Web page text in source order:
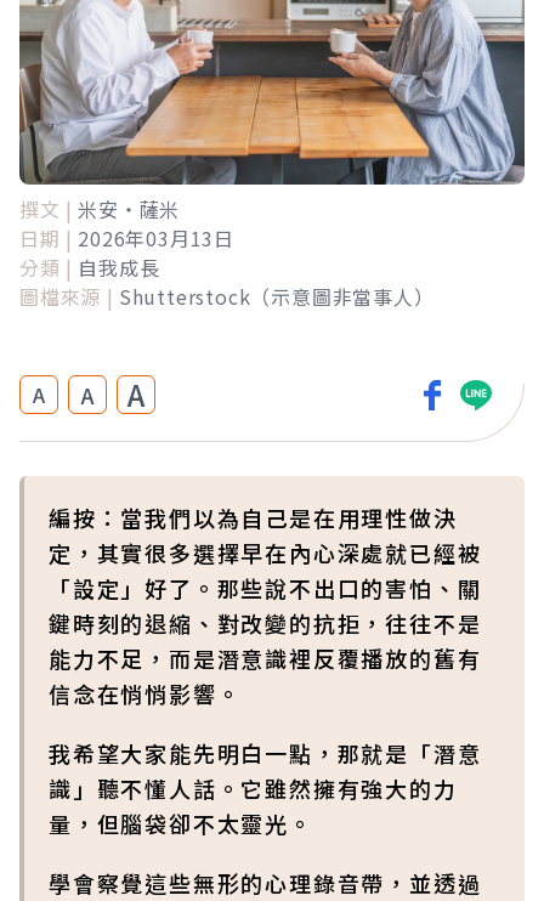
撰文 | 米安‧薩米
日期 | 2026年03月13日
分類 | 自我成長
圖檔來源 | Shutterstock（示意圖非當事人）
A A A
編按：當我們以為自己是在用理性做決
定，其實很多選擇早在內心深處就已經被
「設定」好了。那些說不出口的害怕、關
鍵時刻的退縮、對改變的抗拒，往往不是
能力不足，而是潛意識裡反覆播放的舊有
信念在悄悄影響。
我希望大家能先明白一點，那就是「潛意
識」聽不懂人話。它雖然擁有強大的力
量，但腦袋卻不太靈光。
學會察覺這些無形的心理錄音帶，並透過